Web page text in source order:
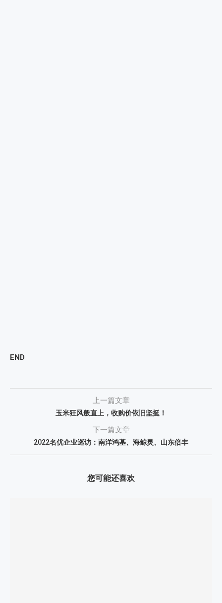
END
上一篇文章
玉米狂风般直上，收购价依旧坚挺！
下一篇文章
2022名优企业巡访：南洋鸿基、海鲸灵、山东倍丰
您可能还喜欢